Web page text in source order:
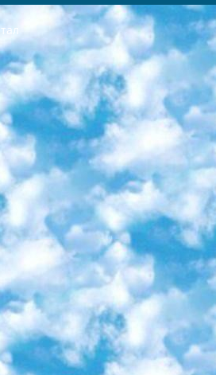
9 класса Родной язык и литературное письмо Государственный язык (язык обучения – узбекский). для неклассов) написано Математическое письмо Письменная/устная история Узбекистана Физическое воспитание практично Итоговый контроль Для 11 класса Написание родного языка и литературы (эссе) Математическое письмо Узбекский язык (обучение на узбекском языке) не посещающее общее среднее образование для учреждений)/Образовательное учреждение выбор письменный и устный Иностранный язык письменный/устный Письменная/устная история Узбекистана *По выбору студента:  Химия  Физика  Основы государственного права  География 10 бесплатных образовательных ресурсов - Мы составили подборку онлайн-проектов с интерактивными упражнениями, видеолекциями и статьями. Они помогут вам обрести новые и освежить старые знания бесплатно. 1. «ИНТУИТ» Старейшая образовательная площадка Рунета. Здесь вы найдёте сотни текстовых и видеокурсов на десятки различных тем — от программирования до психологии. Многие курсы подготовлены российскими университетами и крупными международными компаниями вроде Intel и Microsoft. Самостоятельное обучение бесплатное, но желающие могут оплатить услуги персональных наставников. 2. «Смартия» знакомит с актуальными профессиями и подсказывает, как им обучаться. Выбрав заинтересовавшую вас специальность — SMM-специалист, фотограф, веб-дизайнер или другую, — увидите список необходимых для неё умений. Чтобы вы могли освоить их самостоятельно, для каждого умения площадка отображает подборку ссылок на учебные материалы. Хотя «Смартия» ориентируется на русскоязычную аудиторию, часть контента всё же доступна только на английском. 3. «Лекторий Физтеха» Проект Московского физико-технического института (Физтеха). С его помощью вы можете смотреть онлайн серии лекций, записанные на видео в этом вузе. В числе доступных предметов — физика, биология, химия, информационные технологии и другие. К некоторым лекциям администрация ресурса прилагает готовые конспекты, которые можно скачивать в PDF-формате. 4. ITMOcourses Онлайн-площадка Санкт-Петербургского национального исследовательского университета информационных технологий, механики и оптики (ИТМО). Ресурс предоставляет свободный доступ к курсам, разработанным в этом вузе. Каталог материалов разбит на четыре категории: «Оптические системы и технологии», «Приборостроение и робототехника», «Информационные технологии» и «Биотехнологии». Курсы состоят из видеолекций, интерактивных демонстраций и заданий. 5. «КиберЛенинка» Электронная научная библиотека открытого доступа. Каталог площадки регулярно обрастает текстами статей из различных научных изданий. Сгруппированные по журналам и рубрикам публикации можно читать онлайн или скачивать целиком в PDF-формате. Проект нацелен на популяризацию науки за счёт открытого доступа к качественной информации. 6. «ПостНаука» На этом ресурсе публикуют подборки видеолекций, составленные экспертами из разных отраслей и объединённые общими темами. Среди них, к примеру, есть серии «Биоинформатика и геномика», «Культура средневековой Скандинавии» и Cinema Studies о теории кино. Каждая подборка лекций — логически связанная история, рассказанная экспертом от первого лица. Кроме того, на сайте появляются научно-образовательные статьи и тесты на разные темы. 7. «Newочём» Команда проекта «Newочём» отбирает самые интересные тексты из англоязычных СМИ и переводит те из них, за которые голосуют участники сообщества «ВКонтакте». По большей части это научно-популярные статьи. Редакторы придумывают лишь заголовки, в остальном содержание переводов соответствует оригиналам. Полные тексты можно читать прямо в социальной сети. 8. InternetUrok Онлайн-база материалов по основным дисциплинам школьной программы. Информация на сайте структурирована по классам, предметам и темам (урокам). Каждый урок состоит из видеолекций и конспектов. Есть также интерактивные тренажёры и тесты для закрепления пройденного материала. Даже если вы давно окончили школу, возможность повторить программу старших классов всегда может пригодиться. 9. Edutainme Ещё один ресурс об образовании. В отличие от Newtonew, как мне кажется, Edutainme больше ориентируется на представителей индустрии: педагогов, предпринимателей, разработчиков образовательных проектов. Но и любой, кто просто стремится к саморазвитию, найдёт на сайте много полезного и интересного для себя. Например, информацию о новых курсах и образовательных сервисах. 10. Newtonew Онлайн-медиа об образовании и обучении в широком смысле. Авторы Newtonew пишут об инструментах, заведениях, тактиках и стратегиях, которые помогают учить других и получать новые знания самостоятельно. На этой площадке вы найдёте новости, обзоры, аналитические мат